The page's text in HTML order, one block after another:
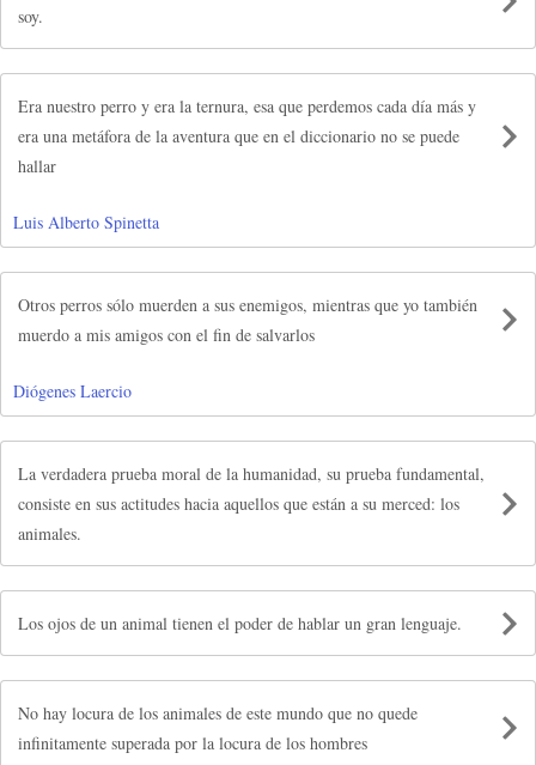
soy.
Era nuestro perro y era la ternura, esa que perdemos cada día más y
era una metáfora de la aventura que en el diccionario no se puede
hallar
Luis Alberto Spinetta
Otros perros sólo muerden a sus enemigos, mientras que yo también
muerdo a mis amigos con el fin de salvarlos
Diógenes Laercio
La verdadera prueba moral de la humanidad, su prueba fundamental,
consiste en sus actitudes hacia aquellos que están a su merced: los
animales.
Los ojos de un animal tienen el poder de hablar un gran lenguaje.
No hay locura de los animales de este mundo que no quede
infinitamente superada por la locura de los hombres